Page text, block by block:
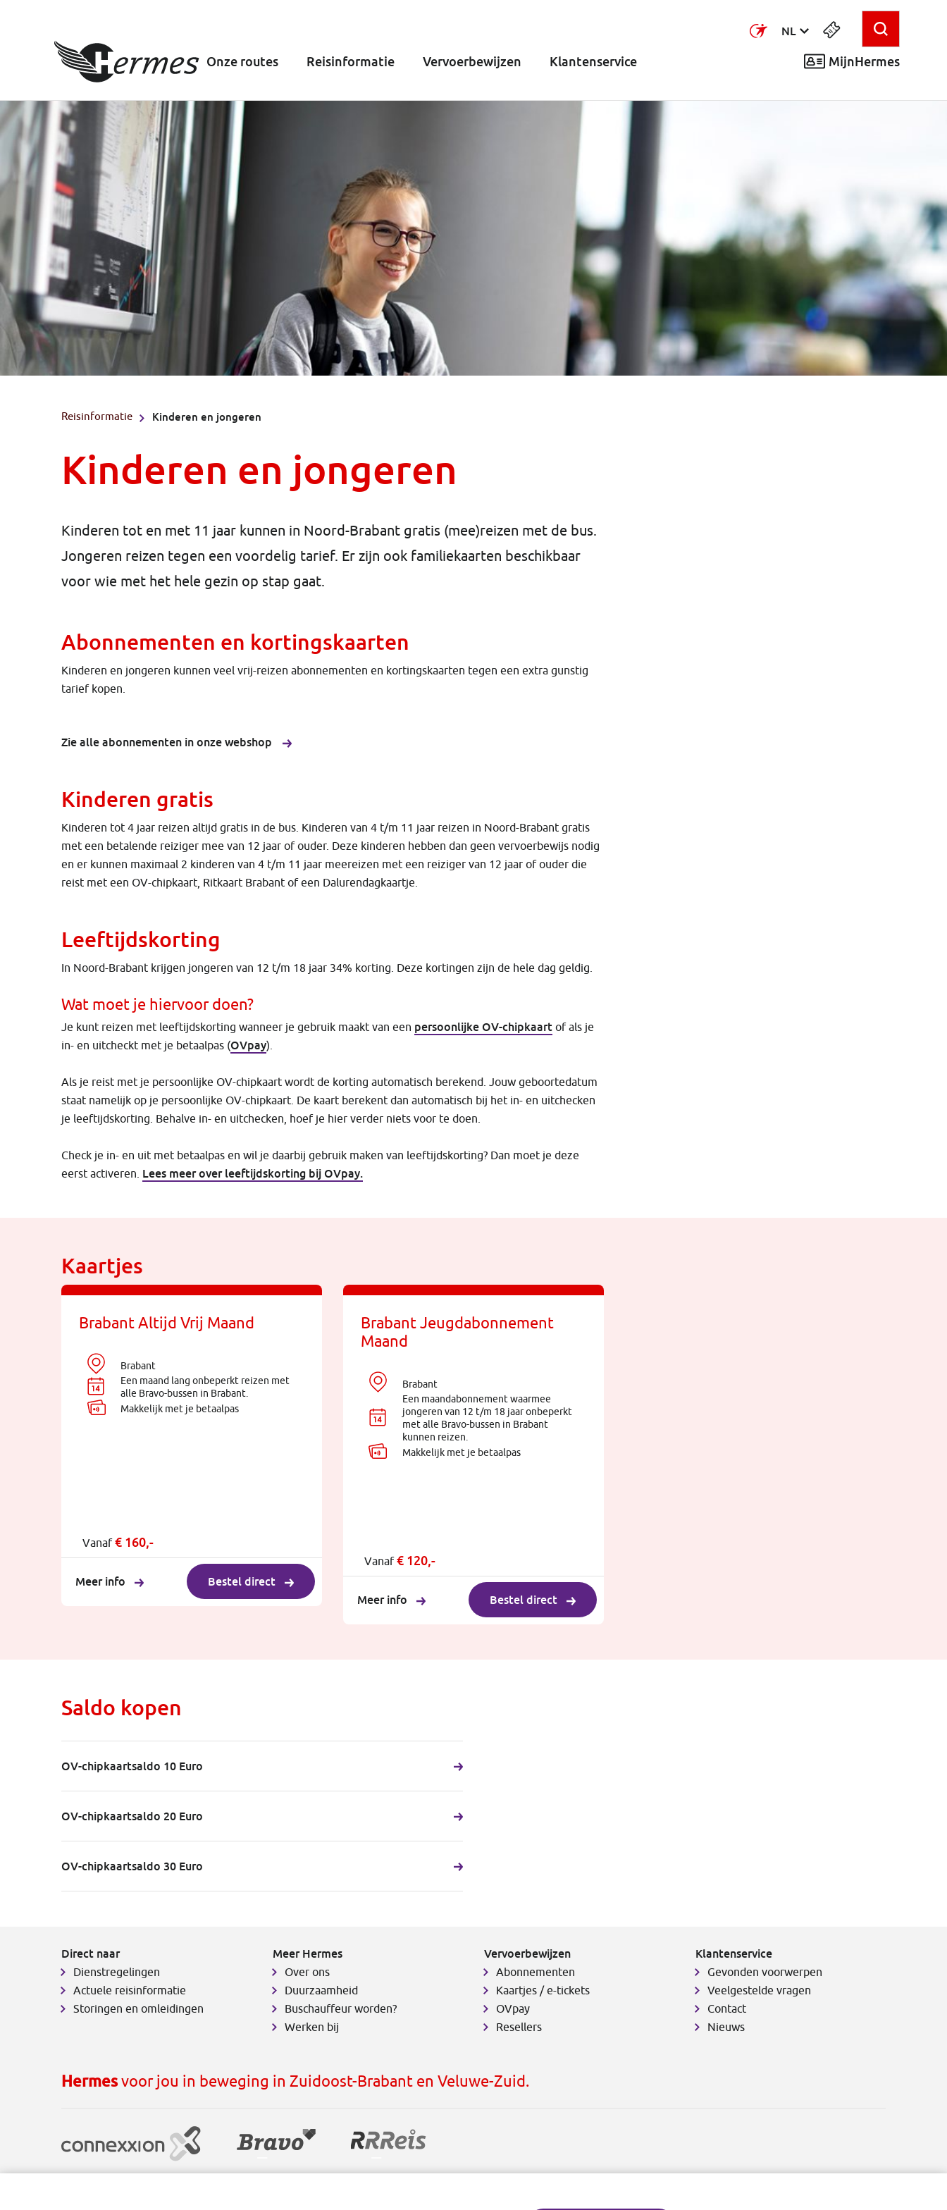
NL
Onze routes Reisinformatie Vervoerbewijzen Klantenservice MijnHermes
Reisinformatie Kinderen en jongeren
Kinderen en jongeren
Kinderen tot en met 11 jaar kunnen in Noord-Brabant gratis (mee)reizen met de bus.
Jongeren reizen tegen een voordelig tarief. Er zijn ook familiekaarten beschikbaar
voor wie met het hele gezin op stap gaat.
Abonnementen en kortingskaarten
Kinderen en jongeren kunnen veel vrij-reizen abonnementen en kortingskaarten tegen een extra gunstig
tarief kopen.
Zie alle abonnementen in onze webshop
Kinderen gratis
Kinderen tot 4 jaar reizen altijd gratis in de bus. Kinderen van 4 t/m 11 jaar reizen in Noord-Brabant gratis
met een betalende reiziger mee van 12 jaar of ouder. Deze kinderen hebben dan geen vervoerbewijs nodig
en er kunnen maximaal 2 kinderen van 4 t/m 11 jaar meereizen met een reiziger van 12 jaar of ouder die
reist met een OV-chipkaart, Ritkaart Brabant of een Dalurendagkaartje.
Leeftijdskorting
In Noord-Brabant krijgen jongeren van 12 t/m 18 jaar 34% korting. Deze kortingen zijn de hele dag geldig.
Wat moet je hiervoor doen?
Je kunt reizen met leeftijdskorting wanneer je gebruik maakt van een persoonlijke OV-chipkaart of als je
in- en uitcheckt met je betaalpas (OVpay).
Als je reist met je persoonlijke OV-chipkaart wordt de korting automatisch berekend. Jouw geboortedatum
staat namelijk op je persoonlijke OV-chipkaart. De kaart berekent dan automatisch bij het in- en uitchecken
je leeftijdskorting. Behalve in- en uitchecken, hoef je hier verder niets voor te doen.
Check je in- en uit met betaalpas en wil je daarbij gebruik maken van leeftijdskorting? Dan moet je deze
eerst activeren. Lees meer over leeftijdskorting bij OVpay.
Kaartjes
Brabant Altijd Vrij Maand
Brabant
Een maand lang onbeperkt reizen met
alle Bravo-bussen in Brabant.
Makkelijk met je betaalpas
Vanaf€ 160,-
Meer info Bestel direct
Brabant Jeugdabonnement
Maand
Brabant
Een maandabonnement waarmee
jongeren van 12 t/m 18 jaar onbeperkt
met alle Bravo-bussen in Brabant
kunnen reizen.
Makkelijk met je betaalpas
Vanaf€ 120,-
Meer info Bestel direct
Saldo kopen
OV-chipkaartsaldo 10 Euro
OV-chipkaartsaldo 20 Euro
OV-chipkaartsaldo 30 Euro
Direct naar
Dienstregelingen
Actuele reisinformatie
Storingen en omleidingen
Meer Hermes
Over ons
Duurzaamheid
Buschauffeur worden?
Werken bij
Vervoerbewijzen
Abonnementen
Kaartjes / e-tickets
OVpay
Resellers
Klantenservice
Gevonden voorwerpen
Veelgestelde vragen
Contact
Nieuws
Hermesvoor jou in beweging in Zuidoost-Brabant en Veluwe-Zuid.